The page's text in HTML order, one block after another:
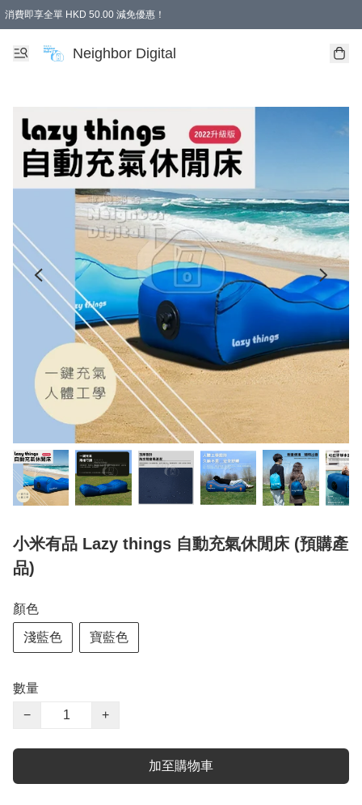
消費即享全單 HKD 50.00 減免優惠！
Neighbor Digital
小米有品 Lazy things 自動充氣休閒床 (預購產
品)
顏色
淺藍色 寶藍色
數量
−
+
加至購物車